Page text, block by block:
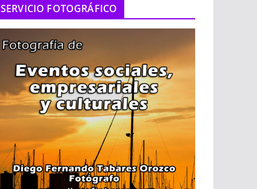
SERVICIO FOTOGRÁFICO